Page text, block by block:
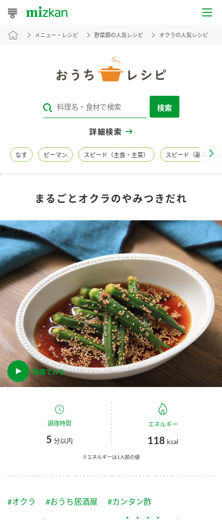
おうちレシピ
レシピカテゴリ一覧
レシピ名特集
商品情報
商品カテゴリ
酢 調味酢
お酢ドリンク ぽん酢
みりん風・料理酒 鍋用調味料
スープ 中華
ふりかけ おすしの素
新商品一覧
キャンペーン情報
ブランド・スペシャルサイト
ブランド・スペシャルサイト トップ
商品ブランドサイト
Fibee（ファイビー）
くらしプラ酢
お酢ドリンク
つゆ
企業情報
国内事業概要
企業理念
ミツカンの歴史
ミツカンを知る
環境への取り組み
メニュー・レシピ 野菜類の人気レシピ オクラの人気レシピ
検索
詳細検索
なす ピーマン スピード（主食・主菜） スピード（副菜・つ
まるごとオクラのやみつきだれ
動画でみる
調理時間
5 分以内
エネルギー
118 kcal
※エネルギーは1人前の値
#オクラ #おうち居酒屋 #カンタン酢